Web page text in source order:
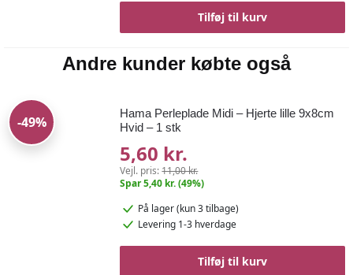
Tilføj til kurv
Andre kunder købte også
-49%
Hama Perleplade Midi – Hjerte lille 9x8cm
Hvid – 1 stk
5,60 kr.
Vejl. pris:11,00 kr.
Spar 5,40 kr. (49%)
På lager(kun 3 tilbage)
Levering 1-3 hverdage
Tilføj til kurv